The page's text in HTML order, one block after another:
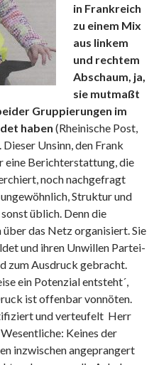
in Frankreich
zu einem Mix
aus linkem
und rechtem
Abschaum, ja,
sie mutmaßt
Gruppierungen im
haben (Rheinische Post,
Unsinn, den Frank
Berichterstattung, die
noch nachgefragt
Struktur und
üblich. Denn die
das Netz organisiert. Sie
und ihren Unwillen Partei-
zum Ausdruck gebracht.
ein Potenzial entsteht´,
ist offenbar vonnöten.
und verteufelt Herr
Keines der
inzwischen angeprangert